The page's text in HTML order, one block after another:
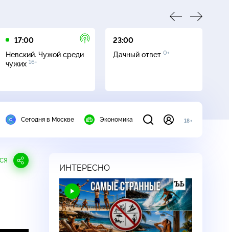
17:00
Невский. Чужой среди
чужих 16+
23:00
Дачный ответ 0+
Сегодня в Москве Экономика 18+
ИНТЕРЕСНО